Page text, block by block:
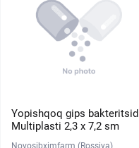
Yopishqoq gips bakteritsid
Multiplasti 2,3 х 7,2 sm
Novosibximfarm (Rossiya)